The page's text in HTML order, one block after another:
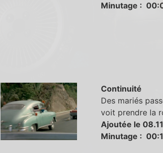
Minutage :
Continuité
Des mariés
voit prendre la
Ajoutée le
Minutage :